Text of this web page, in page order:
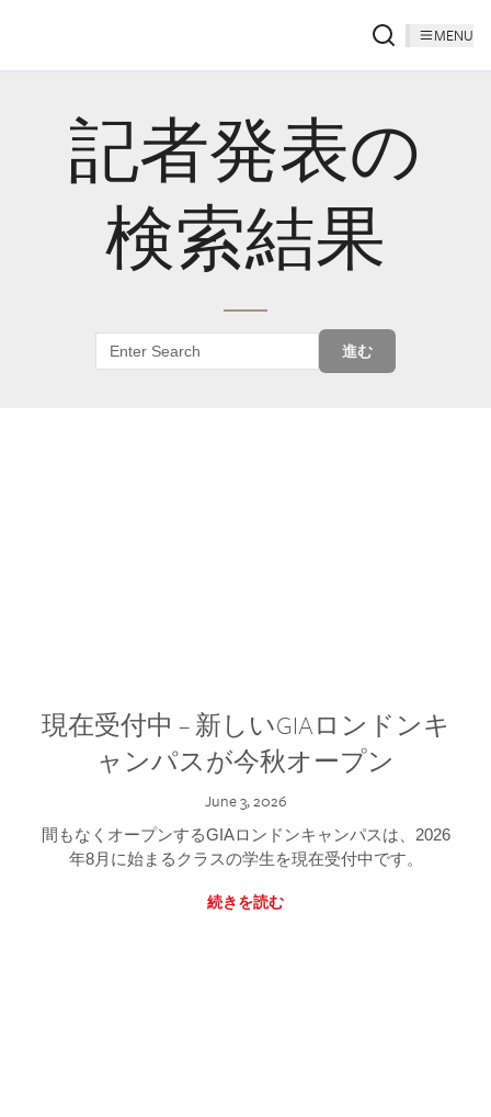
MENU
記者発表の
検索結果
進む
現在受付中 – 新しいGIAロンドンキ
ャンパスが今秋オープン
June 3, 2026
間もなくオープンするGIAロンドンキャンパスは、2026
年8月に始まるクラスの学生を現在受付中です。
続きを読む